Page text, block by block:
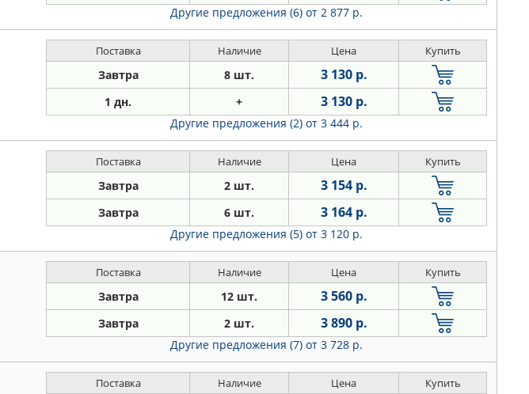
Другие предложения (6) от 2 877 р.
Поставка Наличие Цена Купить
Завтра 8 шт. 3 130 р.
1 дн. + 3 130 р.
Другие предложения (2) от 3 444 р.
Поставка Наличие Цена Купить
Завтра 2 шт. 3 154 р.
Завтра 6 шт. 3 164 р.
Другие предложения (5) от 3 120 р.
Поставка Наличие Цена Купить
Завтра 12 шт. 3 560 р.
Завтра 2 шт. 3 890 р.
Другие предложения (7) от 3 728 р.
Поставка Наличие Цена Купить